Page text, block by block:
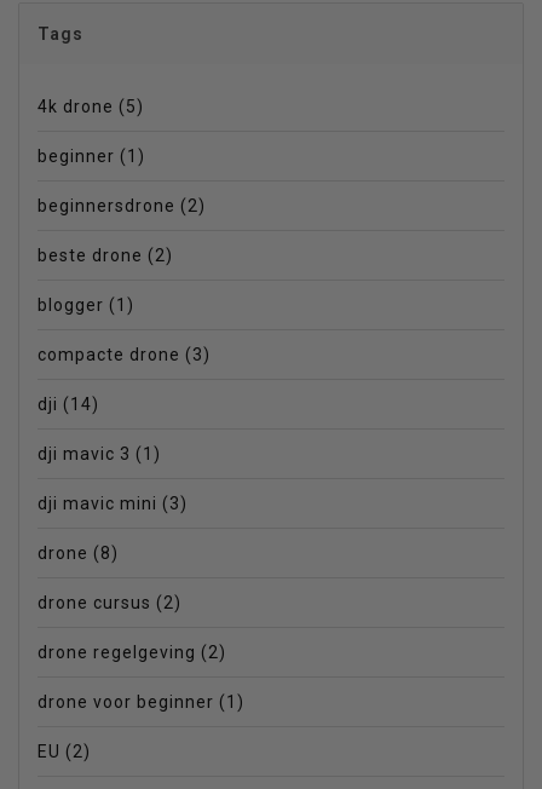
Tags
4k drone (5)
beginner (1)
beginnersdrone (2)
beste drone (2)
blogger (1)
compacte drone (3)
dji (14)
dji mavic 3 (1)
dji mavic mini (3)
drone (8)
drone cursus (2)
drone regelgeving (2)
drone voor beginner (1)
EU (2)